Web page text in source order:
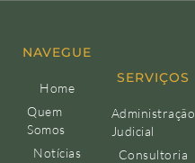
NAVEGUE
Home
Quem
Somos
Notícias
SERVIÇOS
Administração
Judicial
Consultoria